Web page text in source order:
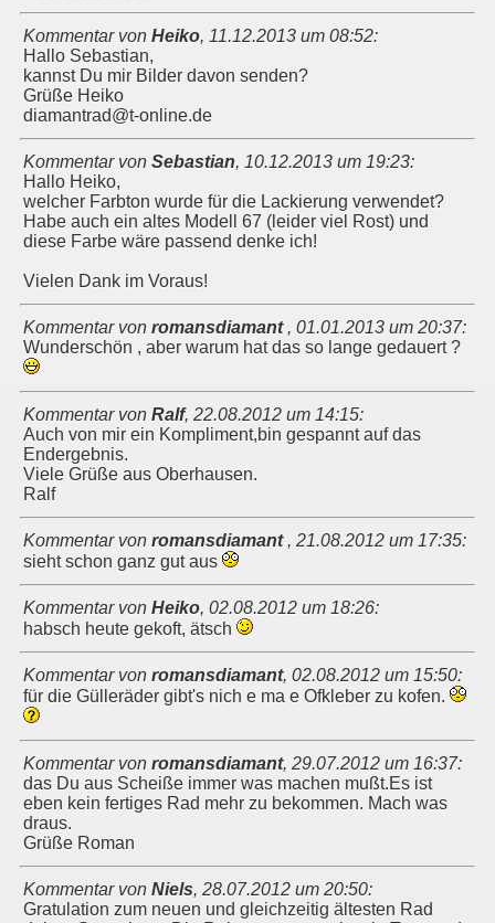
Kommentar von Heiko, 11.12.2013 um 08:52:
Hallo Sebastian,
kannst Du mir Bilder davon senden?
Grüße Heiko
diamantrad@t-online.de
Kommentar von Sebastian, 10.12.2013 um 19:23:
Hallo Heiko,
welcher Farbton wurde für die Lackierung verwendet?
Habe auch ein altes Modell 67 (leider viel Rost) und
diese Farbe wäre passend denke ich!
Vielen Dank im Voraus!
Kommentar von romansdiamant , 01.01.2013 um 20:37:
Wunderschön , aber warum hat das so lange gedauert ?
Kommentar von Ralf, 22.08.2012 um 14:15:
Auch von mir ein Kompliment,bin gespannt auf das
Endergebnis.
Viele Grüße aus Oberhausen.
Ralf
Kommentar von romansdiamant , 21.08.2012 um 17:35:
sieht schon ganz gut aus
Kommentar von Heiko, 02.08.2012 um 18:26:
habsch heute gekoft, ätsch
Kommentar von romansdiamant, 02.08.2012 um 15:50:
für die Gülleräder gibt's nich e ma e Ofkleber zu kofen.
Kommentar von romansdiamant, 29.07.2012 um 16:37:
das Du aus Scheiße immer was machen mußt.Es ist
eben kein fertiges Rad mehr zu bekommen. Mach was
draus.
Grüße Roman
Kommentar von Niels, 28.07.2012 um 20:50:
Gratulation zum neuen und gleichzeitig ältesten Rad